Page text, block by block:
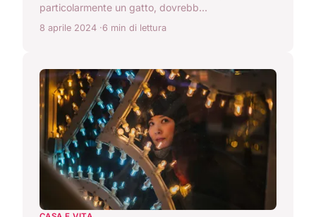
particolarmente un gatto, dovrebb...
8 aprile 2024 6 min di lettura